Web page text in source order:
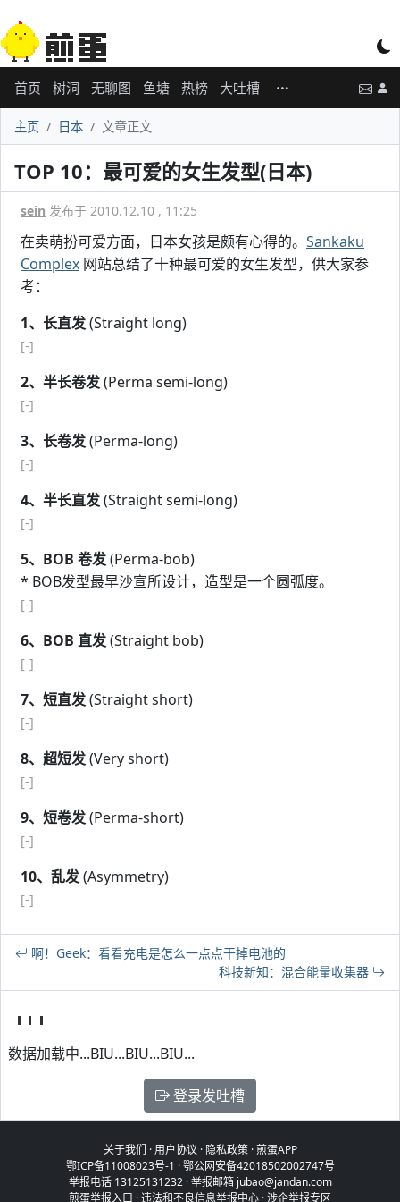
首页 树洞 无聊图 鱼塘 热榜 大吐槽
主页 日本 文章正文
TOP 10：最可爱的女生发型(日本)
sein 发布于 2010.12.10 , 11:25
在卖萌扮可爱方面，日本女孩是颇有心得的。 Sankaku
Complex 网站总结了十种最可爱的女生发型，供大家参
考：
1、长直发(Straight long)
[-]
2、半长卷发(Perma semi-long)
[-]
3、长卷发(Perma-long)
[-]
4、半长直发(Straight semi-long)
[-]
5、BOB 卷发(Perma-bob)
* BOB发型最早沙宣所设计，造型是一个圆弧度。
[-]
6、BOB 直发(Straight bob)
[-]
7、短直发(Straight short)
[-]
8、超短发(Very short)
[-]
9、短卷发(Perma-short)
[-]
10、乱发(Asymmetry)
[-]
啊！Geek：看看充电是怎么一点点干掉电池的
科技新知：混合能量收集器
数据加载中...BIU...BIU...BIU...
登录发吐槽
关于我们 ·用户协议 · 隐私政策·煎蛋APP
鄂ICP备11008023号-1 ·鄂公网安备42018502002747号
举报电话 13125131232 · 举报邮箱 jubao@jandan.com
煎蛋举报入口 ·违法和不良信息举报中心 ·涉企举报专区